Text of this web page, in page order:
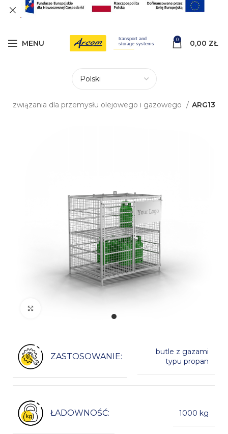
MENU 0 0,00 ZŁ
Rozwiązania dla przemysłu olejowego i gazowego ARG13
ZASTOSOWANIE:
butle z gazami
typu propan
ŁADOWNOŚĆ: 1000 kg